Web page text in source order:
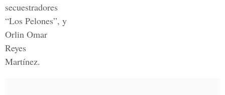
secuestradores
“Los Pelones”, y
Orlin Omar
Reyes
Martínez.